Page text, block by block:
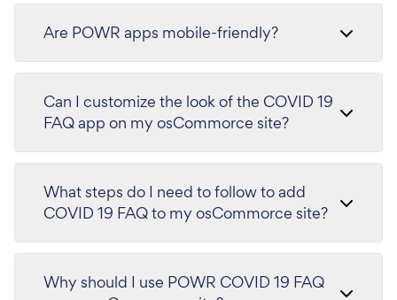
Are POWR apps mobile-friendly?
Can I customize the look of the COVID 19
FAQ app on my osCommorce site?
What steps do I need to follow to add
COVID 19 FAQ to my osCommorce site?
Why should I use POWR COVID 19 FAQ